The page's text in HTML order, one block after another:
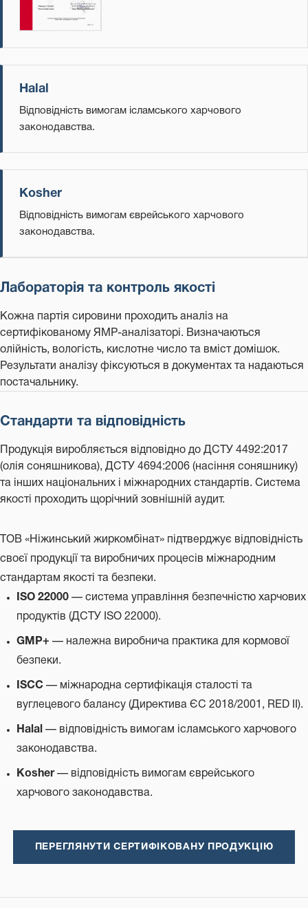
Halal
Відповідність вимогам ісламського харчового
законодавства.
Kosher
Відповідність вимогам єврейського харчового
законодавства.
Лабораторія та контроль якості
Кожна партія сировини проходить аналіз на
сертифікованому ЯМР-аналізаторі. Визначаються
олійність, вологість, кислотне число та вміст домішок.
Результати аналізу фіксуються в документах та надаються
постачальнику.
Стандарти та відповідність
Продукція виробляється відповідно до ДСТУ 4492:2017
(олія соняшникова), ДСТУ 4694:2006 (насіння соняшнику)
та інших національних і міжнародних стандартів. Система
якості проходить щорічний зовнішній аудит.
ТОВ «Ніжинський жиркомбінат» підтверджує відповідність
своєї продукції та виробничих процесів міжнародним
стандартам якості та безпеки.
ISO 22000 — система управління безпечністю харчових
продуктів (ДСТУ ISO 22000).
GMP+ — належна виробнича практика для кормової
безпеки.
ISCC — міжнародна сертифікація сталості та
вуглецевого балансу (Директива ЄС 2018/2001, RED II).
Halal — відповідність вимогам ісламського харчового
законодавства.
Kosher— відповідність вимогам єврейського
харчового законодавства.
ПЕРЕГЛЯНУТИ СЕРТИФІКОВАНУ ПРОДУКЦІЮ